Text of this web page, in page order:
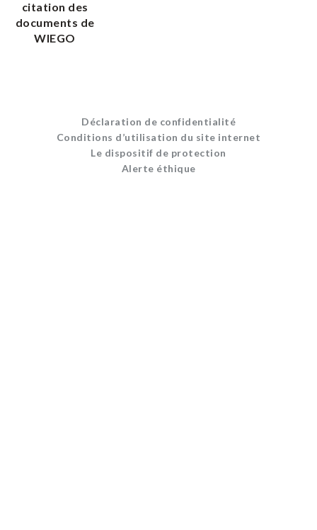
citation des
documents de
WIEGO
Déclaration de confidentialité
Conditions d’utilisation du site internet
Le dispositif de protection
Alerte éthique